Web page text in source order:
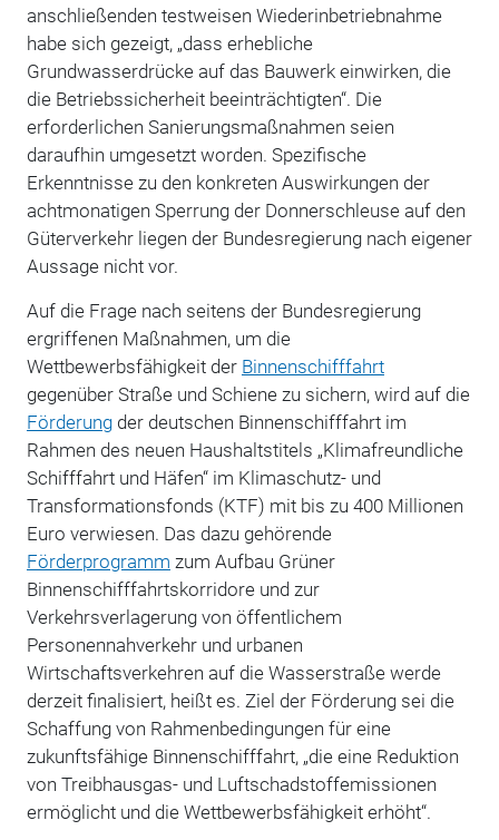
anschließenden testweisen Wiederinbetriebnahme
habe sich gezeigt, „dass erhebliche
Grundwasserdrücke auf das Bauwerk einwirken, die
die Betriebssicherheit beeinträchtigten“. Die
erforderlichen Sanierungsmaßnahmen seien
daraufhin umgesetzt worden. Spezifische
Erkenntnisse zu den konkreten Auswirkungen der
achtmonatigen Sperrung der Donnerschleuse auf den
Güterverkehr liegen der Bundesregierung nach eigener
Aussage nicht vor.
Auf die Frage nach seitens der Bundesregierung
ergriffenen Maßnahmen, um die
Wettbewerbsfähigkeit der Binnenschifffahrt
gegenüber Straße und Schiene zu sichern, wird auf die
Förderungder deutschen Binnenschifffahrt im
Rahmen des neuen Haushaltstitels „Klimafreundliche
Schifffahrt und Häfen“ im Klimaschutz- und
Transformationsfonds (KTF) mit bis zu 400 Millionen
Euro verwiesen. Das dazu gehörende
Förderprogramm zum Aufbau Grüner
Binnenschifffahrtskorridore und zur
Verkehrsverlagerung von öffentlichem
Personennahverkehr und urbanen
Wirtschaftsverkehren auf die Wasserstraße werde
derzeit finalisiert, heißt es. Ziel der Förderung sei die
Schaffung von Rahmenbedingungen für eine
zukunftsfähige Binnenschifffahrt, „die eine Reduktion
von Treibhausgas- und Luftschadstoffemissionen
ermöglicht und die Wettbewerbsfähigkeit erhöht“.